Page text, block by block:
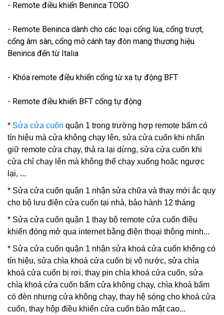
- Remote điều khiển Beninca TOGO
- Remote Beninca dành cho các loại cổng lùa, cổng trượt,
cổng âm sàn, cổng mở cánh tay đòn mang thương hiệu
Beninca đến từ Italia
- Khóa remote điều khiển cổng từ xa tự động BFT
- Remote điều khiển BFT cổng tự động
* Sửa cửa cuốn quận 1 trong trường hợp remote bấm có
tín hiệu mà cửa không chạy lên, sửa cửa cuốn khi nhấn
giữ remote cửa chạy, thả ra lại dừng, sửa cửa cuốn khi
cửa chỉ chạy lên mà không thể chạy xuống hoặc ngược
lại, ...
* Sửa cửa cuốn quận 1 nhận sửa chữa và thay mới ắc quy
cho bộ lưu điện cửa cuốn tại nhà, bảo hành 12 tháng
* Sửa cửa cuốn quận 1 thay bộ remote cửa cuốn điều
khiển đóng mở qua internet bằng điện thoại thông minh...
* Sửa cửa cuốn quận 1 nhận sửa khoá cửa cuốn không có
tín hiệu, sửa chìa khoá cửa cuốn bị vô nước, sửa chìa
khoá cửa cuốn bị rơi, thay pin chìa khoá cửa cuốn, sửa
chìa khoá cửa cuốn bấm cửa không chạy, chìa khoá bấm
có đèn nhưng cửa không chạy, thay hệ sóng cho khoá cửa
cuốn, thay hộp điều khiển cửa cuốn bảo mật cao...